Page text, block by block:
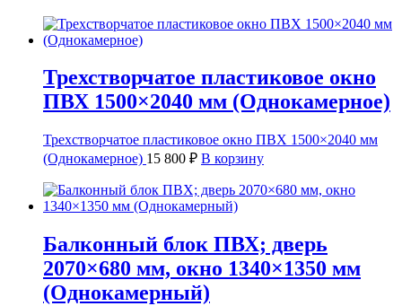
Трехстворчатое пластиковое окно
ПВХ 1500×2040 мм (Однокамерное)
Трехстворчатое пластиковое окно ПВХ 1500×2040 мм
(Однокамерное) 15 800 ₽ В корзину
Балконный блок ПВХ; дверь
2070×680 мм, окно 1340×1350 мм
(Однокамерный)